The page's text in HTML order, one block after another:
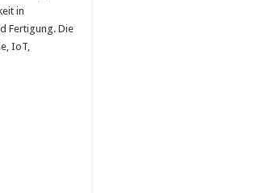
in
Fertigung. Die
IoT,